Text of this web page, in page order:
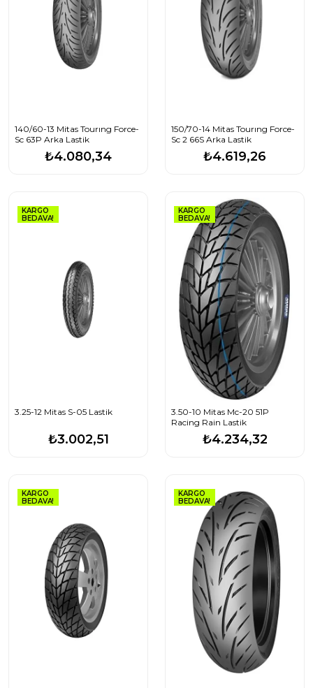
140/60-13 Mitas Tourıng Force-
Sc 63P Arka Lastik
₺4.080,34
150/70-14 Mitas Tourıng Force-
Sc 2 66S Arka Lastik
₺4.619,26
KARGO
BEDAVA!
3.25-12 Mitas S-05 Lastik
₺3.002,51
KARGO
BEDAVA!
3.50-10 Mitas Mc-20 51P
Racing Rain Lastik
₺4.234,32
KARGO
BEDAVA!
KARGO
BEDAVA!